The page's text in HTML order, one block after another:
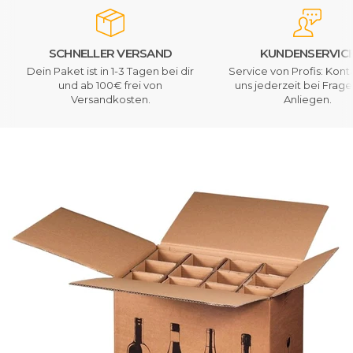
SCHNELLER VERSAND
Dein Paket ist in 1-3 Tagen bei dir
und ab 100€ frei von
Versandkosten.
Service von Profis:
uns jederzeit bei
Anliegen.